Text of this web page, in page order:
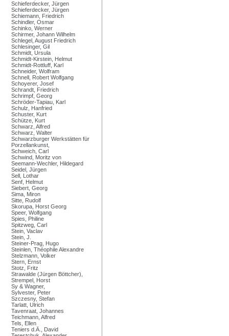
Schieferdecker, Jürgen
Schieferdecker, Jürgen
Schiemann, Friedrich
Schindler, Osmar
Schinko, Werner
Schirmer, Johann Wilhelm
Schlegel, August Friedrich
Schlesinger, Gil
Schmidt, Ursula
Schmidt-Kirstein, Helmut
Schmidt-Rottluff, Karl
Schneider, Wolfram
Schnell, Robert Wolfgang
Schoyerer, Josef
Schrandt, Friedrich
Schrimpf, Georg
Schröder-Tapiau, Karl
Schulz, Hanfried
Schuster, Kurt
Schütze, Kurt
Schwarz, Alfred
Schwarz, Walter
Schwarzburger Werkstätten für
Porzellankunst,
Schweich, Carl
Schwind, Moritz von
Seemann-Wechler, Hildegard
Seidel, Jürgen
Sell, Lothar
Senf, Helmut
Siebert, Georg
Sima, Miron
Sitte, Rudolf
Skorupa, Horst Georg
Speer, Wolfgang
Spies, Philine
Spitzweg, Carl
Stein, Vaclav
Stein, J.
Steiner-Prag, Hugo
Steinlen, Théophile Alexandre
Stelzmann, Volker
Stern, Ernst
Stotz, Fritz
Strawalde (Jürgen Böttcher),
Strempel, Horst
Sy & Wagner,
Sylvester, Peter
Szczesny, Stefan
Tarlatt, Ulrich
Tavenraat, Johannes
Teichmann, Alfred
Tels, Ellen
Teniers d.Ä., David